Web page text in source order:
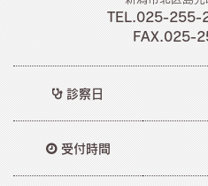
TEL.025-255-
FAX.025-
診察日
受付時間